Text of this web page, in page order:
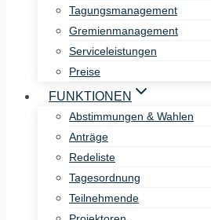
Tagungsmanagement
Gremienmanagement
Serviceleistungen
Preise
FUNKTIONEN
Abstimmungen & Wahlen
Anträge
Redeliste
Tagesordnung
Teilnehmende